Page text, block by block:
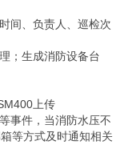
间、负责人、巡检次
；生成消防设备台
上传
事件，当消防水压不
等方式及时通知相关